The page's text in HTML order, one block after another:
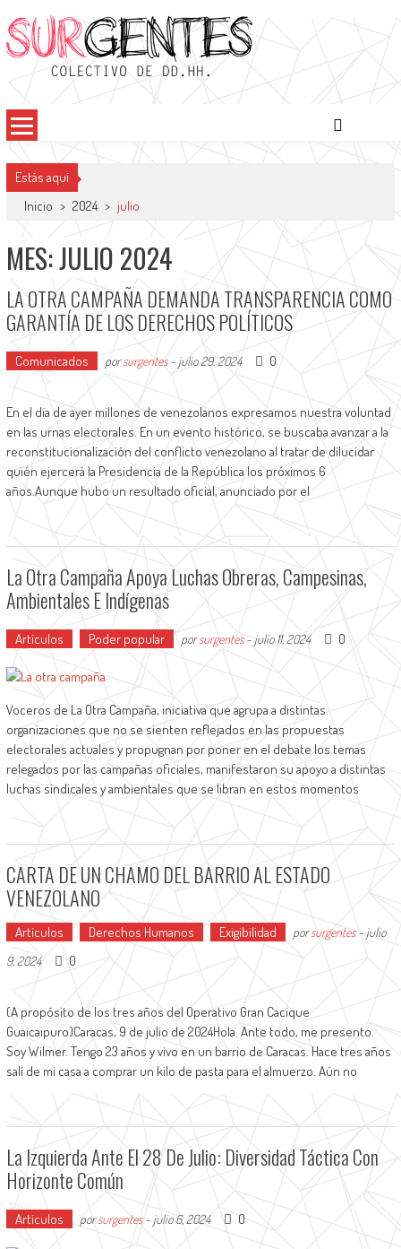
contenido
Estás aquí
Inicio > 2024 > julio
MES: JULIO 2024
LA OTRA CAMPAÑA DEMANDA TRANSPARENCIA COMO
GARANTÍA DE LOS DERECHOS POLÍTICOS
Comunicados porsurgentes- julio 29, 2024 0
En el día de ayer millones de venezolanos expresamos nuestra voluntad
en las urnas electorales. En un evento histórico, se buscaba avanzar a la
reconstitucionalización del conflicto venezolano al tratar de dilucidar
quién ejercerá la Presidencia de la República los próximos 6
años.Aunque hubo un resultado oficial, anunciado por el
La Otra Campaña Apoya Luchas Obreras, Campesinas,
Ambientales E Indígenas
Artículos Poder popular porsurgentes- julio 11, 2024 0
Voceros de La Otra Campaña, iniciativa que agrupa a distintas
organizaciones que no se sienten reflejados en las propuestas
electorales actuales y propugnan por poner en el debate los temas
relegados por las campañas oficiales, manifestaron su apoyo a distintas
luchas sindicales y ambientales que se libran en estos momentos
CARTA DE UN CHAMO DEL BARRIO AL ESTADO
VENEZOLANO
Artículos Derechos Humanos Exigibilidad porsurgentes- julio
9, 2024
0
(A propósito de los tres años del Operativo Gran Cacique
Guaicaipuro)Caracas, 9 de julio de 2024Hola. Ante todo, me presento.
Soy Wilmer. Tengo 23 años y vivo en un barrio de Caracas. Hace tres años
salí de mi casa a comprar un kilo de pasta para el almuerzo. Aún no
La Izquierda Ante El 28 De Julio: Diversidad Táctica Con
Horizonte Común
Artículos porsurgentes- julio 6, 2024 0